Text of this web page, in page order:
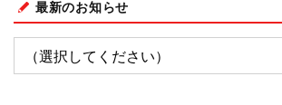
最新のお知らせ